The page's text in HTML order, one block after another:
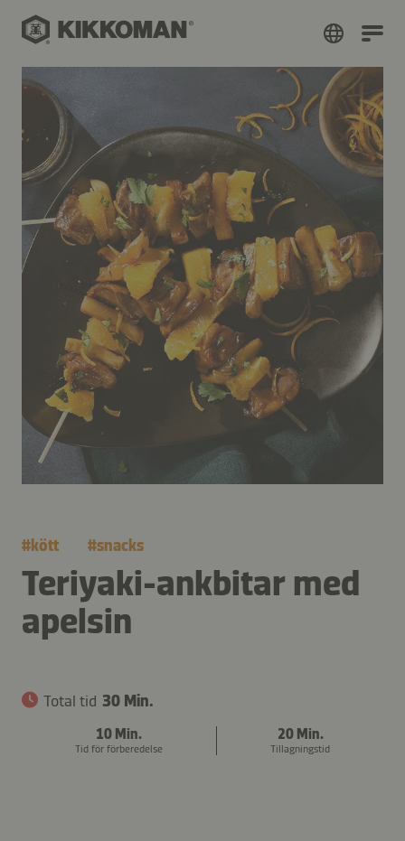
#kött #snacks
Teriyaki-ankbitar med
apelsin
Total tid 30 Min.
10 Min.
Tid för förberedelse
20 Min.
Tillagningstid